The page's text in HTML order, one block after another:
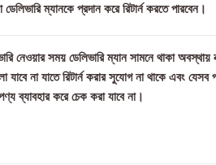
ডেলিভারি ম্যানকে প্রদান করে রিটার্ন করতে পারবেন।
নেওয়ার সময় ডেলিভারি ম্যান সামনে থাকা অবস্থায়
যাবে না যাতে রিটার্ন করার সুযোগ না থাকে এবং যেসব
ব্যাবহার করে চেক করা যাবে না।